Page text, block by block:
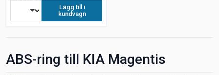
Lägg till i
kundvagn
ABS-ring till KIA Magentis